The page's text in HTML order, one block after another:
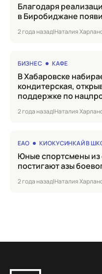
Благодаря реализации мастер-плана
в Биробиджане
2 года назад|Наталия
БИЗНЕС КАФЕ
в Хабаровске набирает популярность кафе-
кондитерская,
поддержке по
2 года назад|Наталия
ЕАО КИОКУСИНКАЙ В
Юные спортсмены из села Птичник ЕАО
постигают азы
2 года назад|Наталия